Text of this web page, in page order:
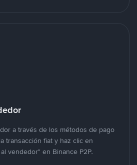
a través de los métodos de pago
transacción fiat y haz clic en
vendedor" en Binance P2P.